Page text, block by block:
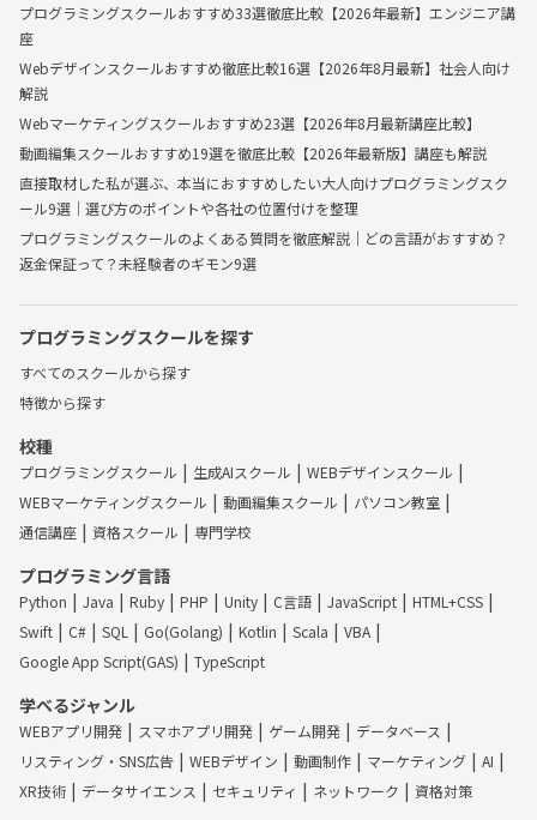
プログラミングスクールおすすめ33選徹底比較【2026年最新】エンジニア講
座
Webデザインスクールおすすめ徹底比較16選【2026年8月最新】社会人向け
解説
Webマーケティングスクールおすすめ23選【2026年8月最新講座比較】
動画編集スクールおすすめ19選を徹底比較【2026年最新版】講座も解説
直接取材した私が選ぶ、本当におすすめしたい大人向けプログラミングスク
ール9選｜選び方のポイントや各社の位置付けを整理
プログラミングスクールのよくある質問を徹底解説｜どの言語がおすすめ？
返金保証って？未経験者のギモン9選
プログラミングスクールを探す
すべてのスクールから探す
特徴から探す
校種
プログラミングスクール 生成AIスクール
WEBデザインスクール
WEBマーケティングスクール
動画編集スクール
パソコン教室
通信講座
資格スクール 専門学校
プログラミング言語
Python Java Ruby PHP Unity C言語 JavaScript
HTML+CSS
Swift
C# SQL Go(Golang) Kotlin Scala
VBA
Google App Script(GAS)
TypeScript
学べるジャンル
WEBアプリ開発 スマホアプリ開発 ゲーム開発
データベース
リスティング・SNS広告
WEBデザイン 動画制作 マーケティング
AI
XR技術
データサイエンス セキュリティ ネットワーク 資格対策